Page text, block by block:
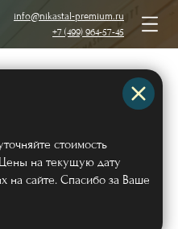
info@nikastal-premium.ru
+7 (499) 964-57-45
решетка
стоимость
на текущую дату
на сайте. Спасибо за Ваше